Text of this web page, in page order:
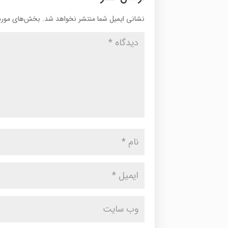
نشانی ایمیل شما منتشر نخواهد شد. بخش‌های